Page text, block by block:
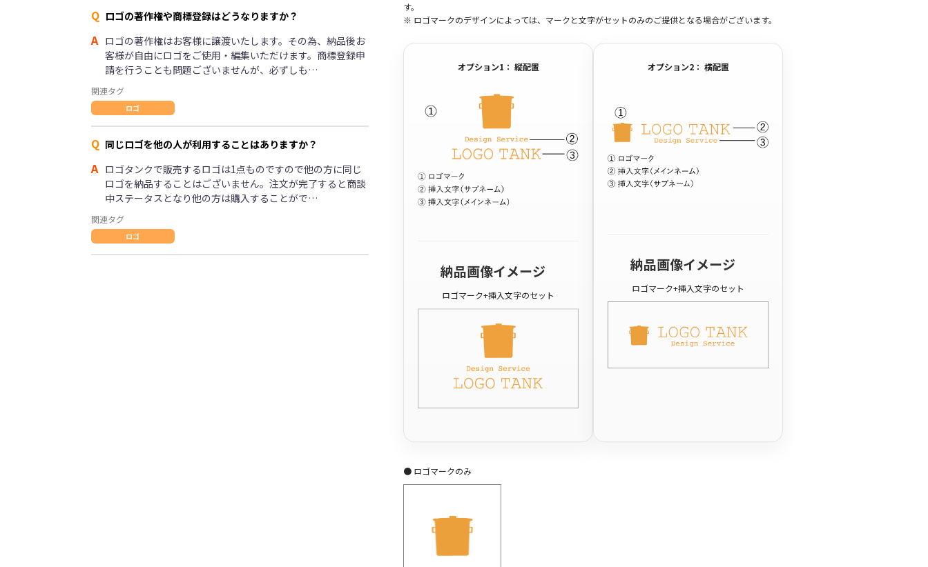
Q ロゴの著作権や商標登録はどうなりますか？
A ロゴの著作権はお客様に譲渡いたします。その為、納品後お
客様が自由にロゴをご使用・編集いただけます。商標登録申
請を行うことも問題ございませんが、必ずしも…
関連タグ
ロゴ
Q 同じロゴを他の人が利用することはありますか？
A ロゴタンクで販売するロゴは1点ものですので他の方に同じ
ロゴを納品することはございません。注文が完了すると商談
中ステータスとなり他の方は購入することがで…
関連タグ
ロゴ
す。
※ ロゴマークのデザインによっては、マークと文字がセットのみのご提供となる場合がございます。
オプション1： 縦配置
納品画像イメージ
ロゴマーク+挿入文字のセット
オプション2： 横配置
納品画像イメージ
ロゴマーク+挿入文字のセット
● ロゴマークのみ